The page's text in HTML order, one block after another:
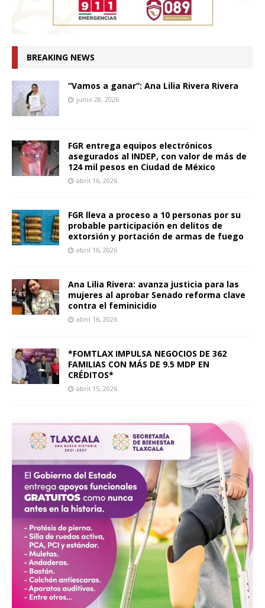
BREAKING NEWS
“Vamos a ganar”: Ana Lilia Rivera Rivera
junio 28, 2026
FGR entrega equipos electrónicos
asegurados al INDEP, con valor de más de
124 mil pesos en Ciudad de México
abril 16, 2026
FGR lleva a proceso a 10 personas por su
probable participación en delitos de
extorsión y portación de armas de fuego
abril 16, 2026
Ana Lilia Rivera: avanza justicia para las
mujeres al aprobar Senado reforma clave
contra el feminicidio
abril 16, 2026
*FOMTLAX IMPULSA NEGOCIOS DE 362
FAMILIAS CON MÁS DE 9.5 MDP EN
CRÉDITOS*
abril 15, 2026